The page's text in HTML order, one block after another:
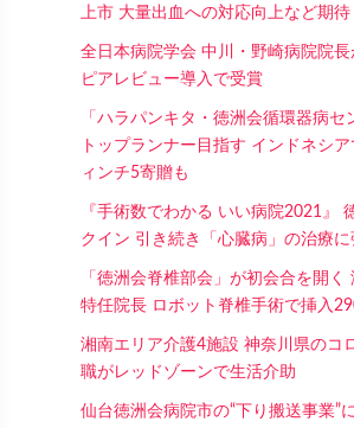
上市 大量出血への対応向上など期待
全日本病院学会 中川・野崎病院院
ピアレビュー導入で受賞
「ハラパンキタ・徳洲会循環器病
トップランナー目指す インドネシ
ィンチ5寄贈も
『手術数でわかる いい病院2021』
クイン 引き続き「心臓病」の治療に
「徳洲会脊椎部会」が初会合を開く
特任院長 ロボット脊椎手術で挿入
湘南エリア介護4施設 神奈川県のコ
職がレッドゾーンで生活介助
仙台徳洲会病院市の“下り搬送事業”